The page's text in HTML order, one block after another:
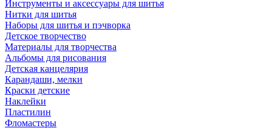
Инструменты и аксессуары для шитья
Нитки для шитья
Наборы для шитья и пэчворка
Детское творчество
Материалы для творчества
Альбомы для рисования
Детская канцелярия
Карандаши, мелки
Краски детские
Наклейки
Пластилин
Фломастеры